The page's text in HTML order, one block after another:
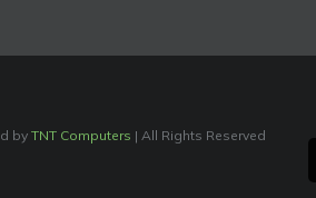
by TNT Computers | All Rights Reserved